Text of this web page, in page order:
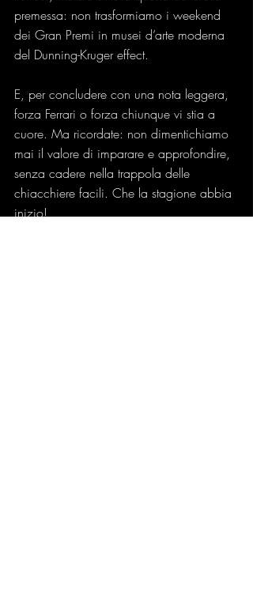
premessa: non trasformiamo i weekend
dei Gran Premi in musei d’arte moderna
del Dunning-Kruger effect.
E, per concludere con una nota leggera,
forza Ferrari o forza chiunque vi stia a
cuore. Ma ricordate: non dimentichiamo
mai il valore di imparare e approfondire,
senza cadere nella trappola delle
chiacchiere facili. Che la stagione abbia
inizio!